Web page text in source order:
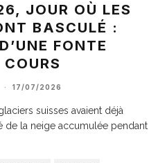
JOUR OÙ LES
BASCULÉ :
FONTE
· 17/07/2026
suisses avaient déjà
de la neige accumulée pendant